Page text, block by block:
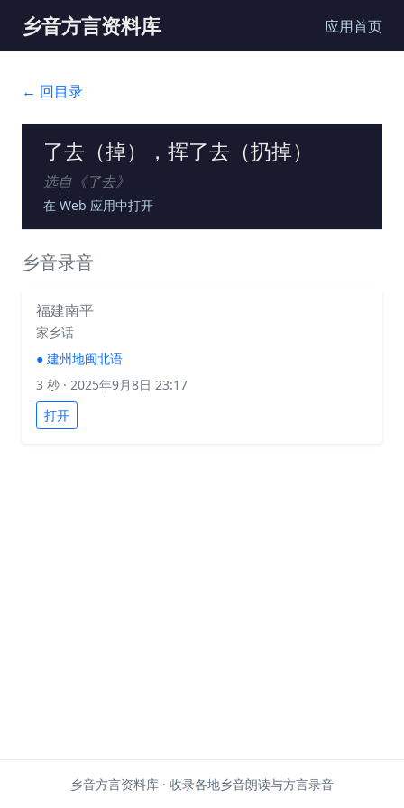
乡音方言资料库 应用首页
← 回目录
了去（掉），挥了去（扔掉）
选自《了去》
在 Web 应用中打开
乡音录音
福建南平
家乡话
● 建州地闽北语
3 秒 · 2025年9月8日 23:17
打开
乡音方言资料库 · 收录各地乡音朗读与方言录音